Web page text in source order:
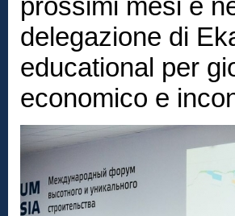
delegazione di
educational per
economico e